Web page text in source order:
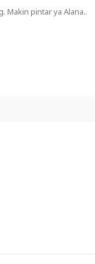
Makin pintar ya Alana..